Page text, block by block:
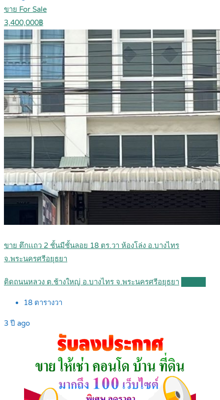
ขาย For Sale
3,400,000฿
ขาย ตึกเเถว 2 ชั้นมีชั้นลอย 18 ตร.วา ห้องโล่ง อ.บางไทร
จ.พระนครศรีอยุธยา
ติดถนนหลวง ต.ช้างใหญ่ อ.บางไทร จ.พระนครศรีอยุธยา
18 ตารางวา
3 ปี ago